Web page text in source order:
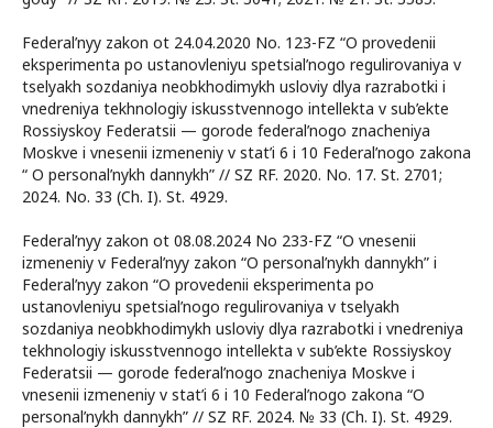
Federal’nyy zakon ot 24.04.2020 No. 123-FZ “O provedenii
eksperimenta po ustanovleniyu spetsial’nogo regulirovaniya v
tselyakh sozdaniya neobkhodimykh usloviy dlya razrabotki i
vnedreniya tekhnologiy iskusstvennogo intellekta v sub’ekte
Rossiyskoy Federatsii — gorode federal’nogo znacheniya
Moskve i vnesenii izmeneniy v stat’i 6 i 10 Federal’nogo zakona
“ O personal’nykh dannykh” // SZ RF. 2020. No. 17. St. 2701;
2024. No. 33 (Ch. I). St. 4929.
Federal’nyy zakon ot 08.08.2024 No 233-FZ “O vnesenii
izmeneniy v Federal’nyy zakon “O personal’nykh dannykh” i
Federal’nyy zakon “O provedenii eksperimenta po
ustanovleniyu spetsial’nogo regulirovaniya v tselyakh
sozdaniya neobkhodimykh usloviy dlya razrabotki i vnedreniya
tekhnologiy iskusstvennogo intellekta v sub’ekte Rossiyskoy
Federatsii — gorode federal’nogo znacheniya Moskve i
vnesenii izmeneniy v stat’i 6 i 10 Federal’nogo zakona “O
personal’nykh dannykh” // SZ RF. 2024. № 33 (Ch. I). St. 4929.